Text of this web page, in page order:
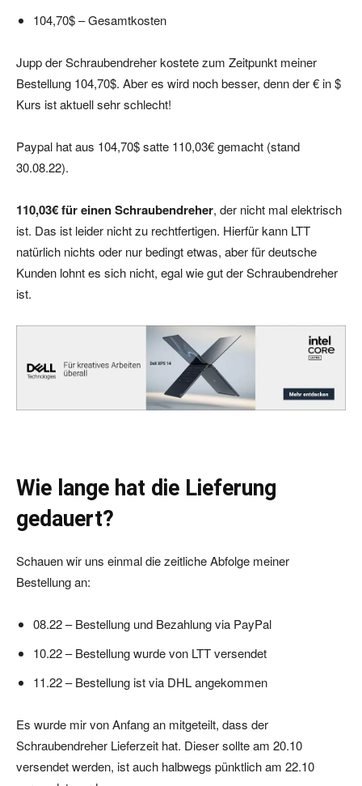
104,70$ – Gesamtkosten
Jupp der Schraubendreher kostete zum Zeitpunkt meiner
Bestellung 104,70$. Aber es wird noch besser, denn der € in $
Kurs ist aktuell sehr schlecht!
Paypal hat aus 104,70$ satte 110,03€ gemacht (stand
30.08.22).
110,03€ für einen Schraubendreher, der nicht mal elektrisch
ist. Das ist leider nicht zu rechtfertigen. Hierfür kann LTT
natürlich nichts oder nur bedingt etwas, aber für deutsche
Kunden lohnt es sich nicht, egal wie gut der Schraubendreher
ist.
Wie lange hat die Lieferung
gedauert?
Schauen wir uns einmal die zeitliche Abfolge meiner
Bestellung an:
08.22 – Bestellung und Bezahlung via PayPal
10.22 – Bestellung wurde von LTT versendet
11.22 – Bestellung ist via DHL angekommen
Es wurde mir von Anfang an mitgeteilt, dass der
Schraubendreher Lieferzeit hat. Dieser sollte am 20.10
versendet werden, ist auch halbwegs pünktlich am 22.10